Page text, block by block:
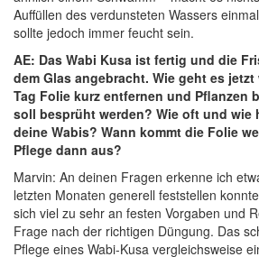
Auffüllen des verdunsteten Wassers
sollte jedoch immer feucht sein.
AE: Das Wabi Kusa ist fertig und die
dem Glas angebracht. Wie geht es
Tag Folie kurz entfernen und Pflanzen
soll besprüht werden? Wie oft und wie
deine Wabis? Wann kommt die Folie
Pflege dann aus?
Marvin: An deinen Fragen erkenne ich
letzten Monaten generell feststellen
sich viel zu sehr an festen Vorgaben und
Frage nach der richtigen Düngung. Das
Pflege eines Wabi-Kusa vergleichsweise